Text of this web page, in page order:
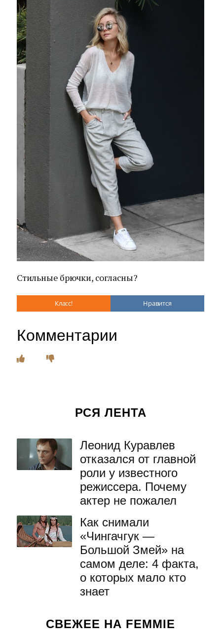
Стильные брючки, согласны?
Класс! Нравится
Комментарии
РСЯ ЛЕНТА
Леонид Куравлев
отказался от главной
роли у известного
режиссера. Почему
актер не пожалел
Как снимали
«Чингачгук —
Большой Змей» на
самом деле: 4 факта,
о которых мало кто
знает
СВЕЖЕЕ НА FEMMIE